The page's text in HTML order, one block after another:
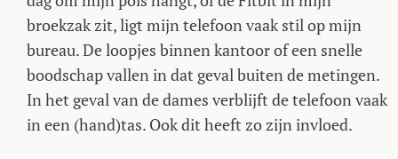
broekzak zit, ligt mijn telefoon vaak stil op mijn
bureau. De loopjes binnen kantoor of een snelle
boodschap vallen in dat geval buiten de metingen.
In het geval van de dames verblijft de telefoon vaak
in een (hand)tas. Ook dit heeft zo zijn invloed.